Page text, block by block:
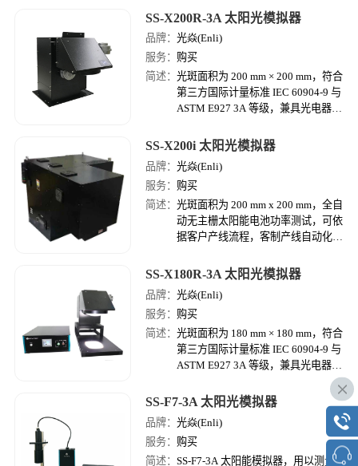
据场所任意移动，并自由调整出光方
向，便于应用各种领域，也可与手套
箱结合。
SS-X200R-3A 太阳光模拟器
品牌：光焱(Enli)
服务： 购买
简述：光斑面积为 200 mm × 200 mm，符合
第三方国际计量标准 IEC 60904-9 与
ASTM E927 3A 等级，兼具光电器件
用光源及太阳能电池功率检测的太阳
SS-X200i 太阳光模拟器
品牌：光焱(Enli)
服务： 购买
简述：光斑面积为 200 mm x 200 mm，全自
动无主栅太阳能电池功率测试，可依
据客户产线流程，客制产线自动化机
ms 脉冲宽度太阳光模拟器，高适用
提升太阳能电池检测效率。
SS-X180R-3A 太阳光模拟器
品牌：光焱(Enli)
服务： 购买
简述：光斑面积为 180 mm × 180 mm，符合
第三方国际计量标准 IEC 60904-9 与
ASTM E927 3A 等级，兼具光电器件
伏安特性 (I-V Measurement) 检测专
用光源及太阳能电池功率检测的太阳
SS-F7-3A 太阳光模拟器
品牌：光焱(Enli)
服务： 购买
简述：SS-F7-3A 太阳能模拟器，用以测量